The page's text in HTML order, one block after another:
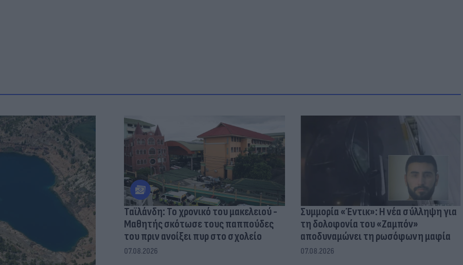
Ταϊλάνδη: Το χρονικό του μακελειού -
Μαθητής σκότωσε τους παππούδες
του πριν ανοίξει πυρ στο σχολείο
07.08.2026
Συμμορία «Έντικ»: Η νέα σύλληψη για
τη δολοφονία του «Ζαμπόν»
αποδυναμώνει τη ρωσόφωνη μαφία
07.08.2026